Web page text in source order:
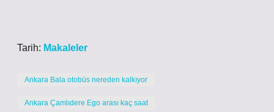
Tarih: Makaleler
Ankara Bala otobüs nereden kalkıyor
Ankara Çamlıdere Ego arası kaç saat